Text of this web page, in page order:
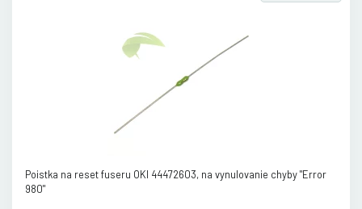
Poistka na reset fuseru OKI 44472603, na vynulovanie chyby "Error
980"